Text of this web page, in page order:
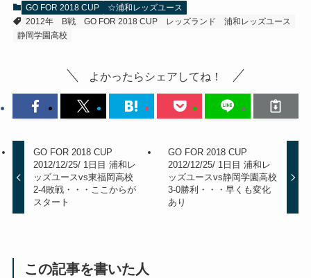
GO FOR 2018 CUP
☆浦和レッズユース
2012年
B戦 GO FOR 2018 CUP レッズランド
浦和レッズユース
静岡学園高校
よかったらシェアしてね！
GO FOR 2018 CUP
2012/12/25/ 1日目 浦和レ
ッズユースvs東福岡高校
2-4敗戦・・・ここからが
スタート
GO FOR 2018 CUP
2012/12/25/ 1日目 浦和レ
ッズユースvs静岡学園高校
3-0勝利・・・早くも変化
あり
この記事を書いた人